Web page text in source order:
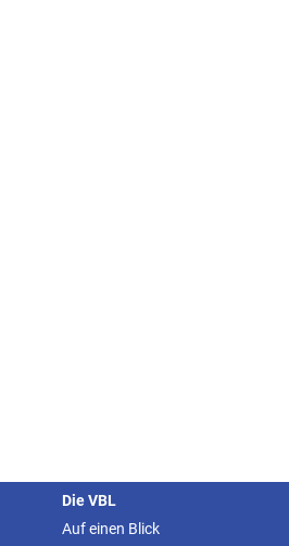
Die VBL
Auf einen Blick